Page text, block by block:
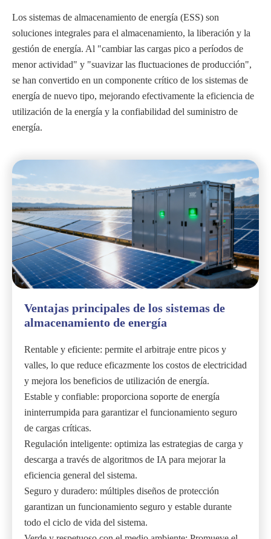
Los sistemas de almacenamiento de energía (ESS) son
soluciones integrales para el almacenamiento, la liberación y la
gestión de energía. Al "cambiar las cargas pico a períodos de
menor actividad" y "suavizar las fluctuaciones de producción",
se han convertido en un componente crítico de los sistemas de
energía de nuevo tipo, mejorando efectivamente la eficiencia de
utilización de la energía y la confiabilidad del suministro de
energía.
Ventajas principales de los sistemas de
almacenamiento de energía
Rentable y eficiente: permite el arbitraje entre picos y
valles, lo que reduce eficazmente los costos de electricidad
y mejora los beneficios de utilización de energía.
Estable y confiable: proporciona soporte de energía
ininterrumpida para garantizar el funcionamiento seguro
de cargas críticas.
Regulación inteligente: optimiza las estrategias de carga y
descarga a través de algoritmos de IA para mejorar la
eficiencia general del sistema.
Seguro y duradero: múltiples diseños de protección
garantizan un funcionamiento seguro y estable durante
todo el ciclo de vida del sistema.